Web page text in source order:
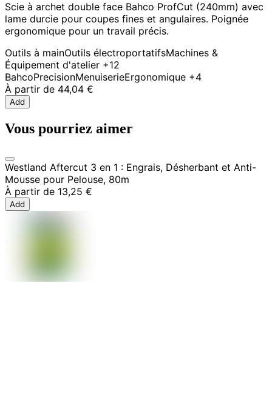
Scie à archet double face Bahco ProfCut (240mm) avec
lame durcie pour coupes fines et angulaires. Poignée
ergonomique pour un travail précis.
Outils à mainOutils électroportatifsMachines &
Équipement d'atelier +12
BahcoPrecisionMenuiserieErgonomique +4
À partir de 44,04 €
Add
Vous pourriez aimer
Westland Aftercut 3 en 1 : Engrais, Désherbant et Anti-
Mousse pour Pelouse, 80m
À partir de 13,25 €
Add